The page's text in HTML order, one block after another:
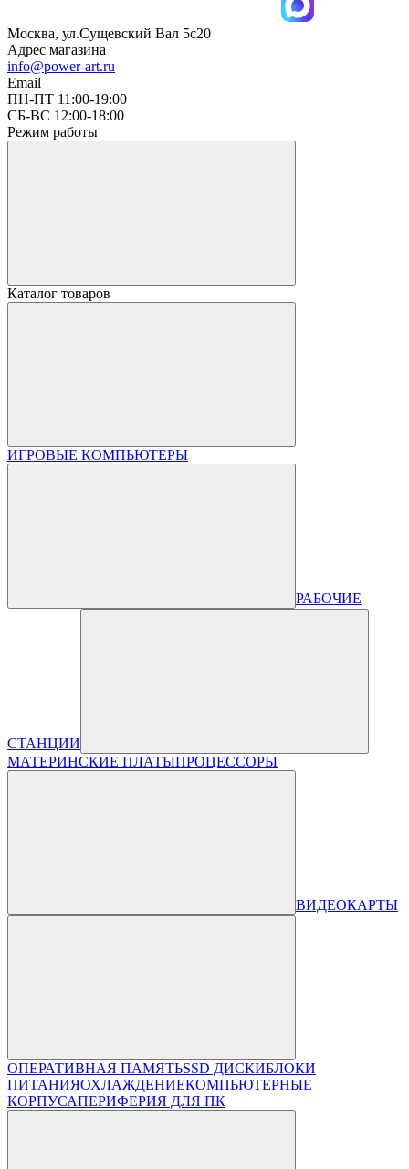
Москва, ул.Сущевский Вал 5с20
Адрес магазина
info@power-art.ru
Email
ПН-ПТ 11:00-19:00
СБ-ВС 12:00-18:00
Режим работы
Каталог товаров
ИГРОВЫЕ КОМПЬЮТЕРЫ
РАБОЧИЕ
СТАНЦИИ
МАТЕРИНСКИЕ ПЛАТЫПРОЦЕССОРЫ
ВИДЕОКАРТЫ
ОПЕРАТИВНАЯ ПАМЯТЬSSD ДИСКИБЛОКИ
ПИТАНИЯОХЛАЖДЕНИЕКОМПЬЮТЕРНЫЕ
КОРПУСАПЕРИФЕРИЯ ДЛЯ ПК